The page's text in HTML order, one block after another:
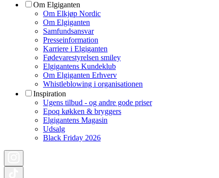
Om Elgiganten
Om Elkjøp Nordic
Om Elgiganten
Samfundsansvar
Presseinformation
Karriere i Elgiganten
Fødevarestyrelsen smiley
Elgigantens Kundeklub
Om Elgiganten Erhverv
Whistleblowing i organisationen
Inspiration
Ugens tilbud - og andre gode priser
Epoq køkken & bryggers
Elgigantens Magasin
Udsalg
Black Friday 2026